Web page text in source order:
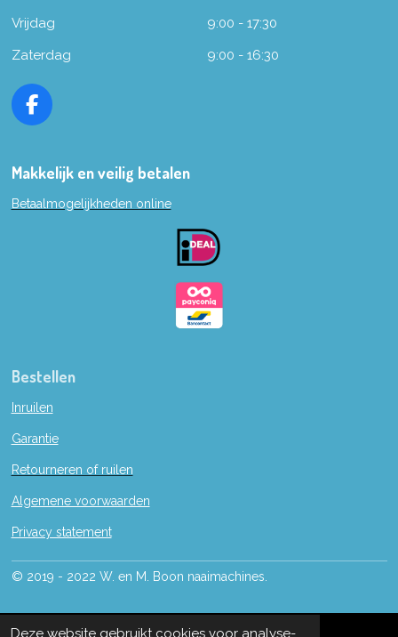
Deze website gebruikt cookies voor analyse-
Vrijdag
9:00 - 17:30
Zaterdag
9:00 - 16:30
F
e
o
Makkelijk en veilig betalen
Betaalmogelijkheden online
Bestellen
Inruilen
Garantie
Retourneren of ruilen
Algemene voorwaarden
Privacy statement
© 2019 - 2022 W. en M. Boon naaimachines.